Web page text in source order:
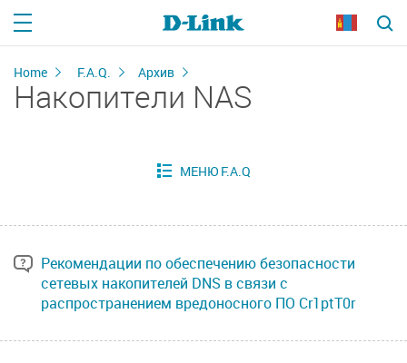
Home F.A.Q. Архив
Накопители NAS
Рекомендации по обеспечению безопасности
сетевых накопителей DNS в связи с
распространением вредоносного ПО Cr1ptT0r